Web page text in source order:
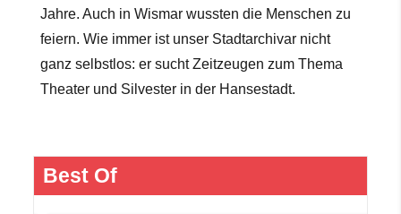
Jahre. Auch in Wismar wussten die Menschen zu
feiern. Wie immer ist unser Stadtarchivar nicht
ganz selbstlos: er sucht Zeitzeugen zum Thema
Theater und Silvester in der Hansestadt.
Best Of